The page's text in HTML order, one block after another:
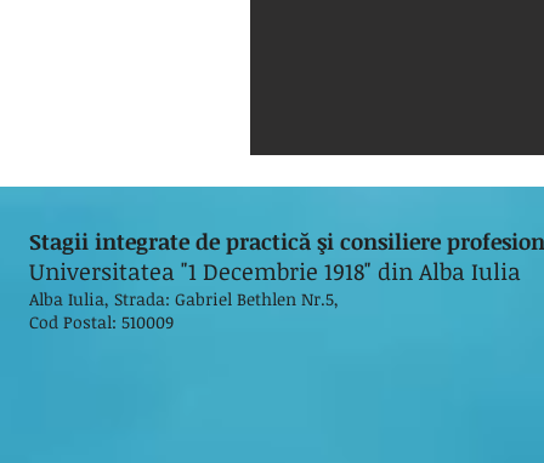
Stagii integrate de practică şi consiliere
Universitatea "1 Decembrie 1918" din Alba Iulia
Alba Iulia, Strada: Gabriel Bethlen Nr.5,
Cod Postal: 510009